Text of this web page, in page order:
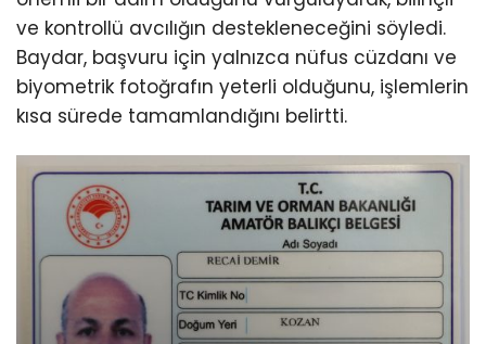
ve kontrollü avcılığın destekleneceğini söyledi.
Baydar, başvuru için yalnızca nüfus cüzdanı ve
biyometrik fotoğrafın yeterli olduğunu, işlemlerin
kısa sürede tamamlandığını belirtti.